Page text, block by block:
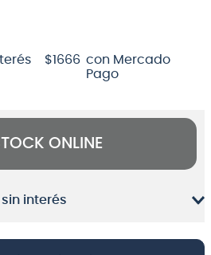
$1666 con Mercado
Pago
ONLINE
interés